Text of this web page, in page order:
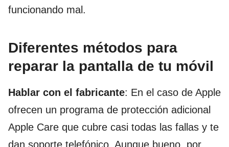
funcionando mal.
Diferentes métodos para
reparar la pantalla de tu móvil
Hablar con el fabricante: En el caso de Apple
ofrecen un programa de protección adicional
Apple Care que cubre casi todas las fallas y te
dan soporte telefónico. Aunque bueno, por